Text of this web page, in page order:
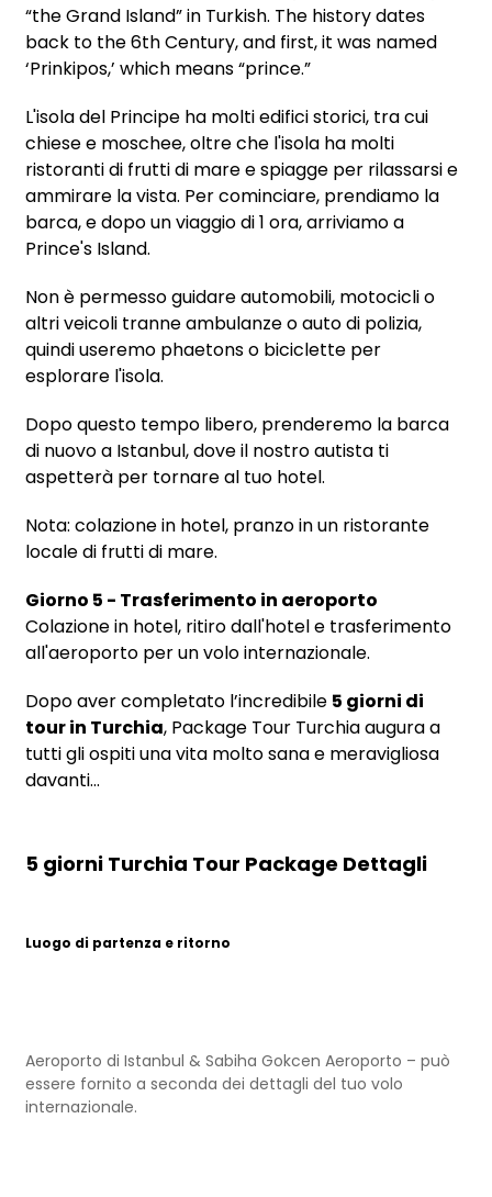
“the Grand Island” in Turkish. The history dates
back to the 6th Century, and first, it was named
‘Prinkipos,’ which means “prince.”
L'isola del Principe ha molti edifici storici, tra cui
chiese e moschee, oltre che l'isola ha molti
ristoranti di frutti di mare e spiagge per rilassarsi e
ammirare la vista. Per cominciare, prendiamo la
barca, e dopo un viaggio di 1 ora, arriviamo a
Prince's Island.
Non è permesso guidare automobili, motocicli o
altri veicoli tranne ambulanze o auto di polizia,
quindi useremo phaetons o biciclette per
esplorare l'isola.
Dopo questo tempo libero, prenderemo la barca
di nuovo a Istanbul, dove il nostro autista ti
aspetterà per tornare al tuo hotel.
Nota: colazione in hotel, pranzo in un ristorante
locale di frutti di mare.
Giorno 5 - Trasferimento in aeroporto
Colazione in hotel, ritiro dall'hotel e trasferimento
all'aeroporto per un volo internazionale.
Dopo aver completato l’incredibile 5 giorni di
tour in Turchia, Package Tour Turchia augura a
tutti gli ospiti una vita molto sana e meravigliosa
davanti...
5 giorni Turchia Tour Package Dettagli
Luogo di partenza e ritorno
Aeroporto di Istanbul & Sabiha Gokcen Aeroporto – può
essere fornito a seconda dei dettagli del tuo volo
internazionale.